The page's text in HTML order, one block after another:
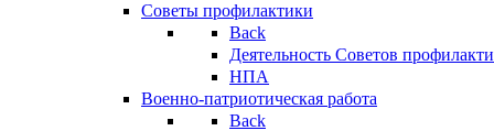
Советы профилактики
Back
Деятельность Советов
НПА
Военно-патриотическая работа
Back